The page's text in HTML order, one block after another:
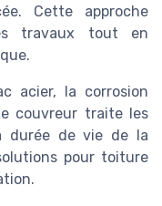
Cette approche
travaux tout en
acier, la corrosion
couvreur traite les
durée de vie de la
pour toiture